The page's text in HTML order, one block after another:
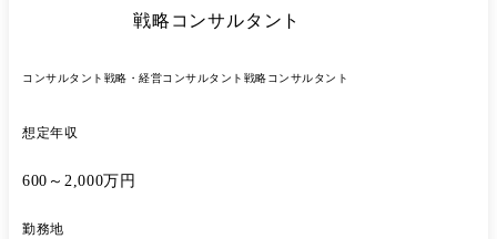
戦略コンサルタント
コンサルタント 戦略・経営コンサルタント 戦略コンサルタント
想定年収
600～2,000万円
勤務地